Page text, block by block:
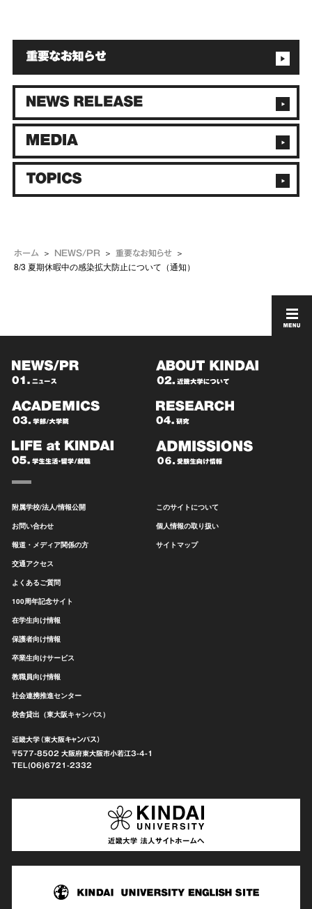
ホーム NEWS/PR 重要なお知らせ
8/3 夏期休暇中の感染拡大防止について（通知）
附属学校/法人/情報公開
お問い合わせ
報道・メディア関係の方
交通アクセス
よくあるご質問
100周年記念サイト
在学生向け情報
保護者向け情報
卒業生向けサービス
教職員向け情報
社会連携推進センター
校舎貸出（東大阪キャンパス）
このサイトについて
個人情報の取り扱い
サイトマップ
近畿大学（東大阪キャンパス）
〒577-8502 大阪府東大阪市小若江3-4-1
TEL(06)6721-2332